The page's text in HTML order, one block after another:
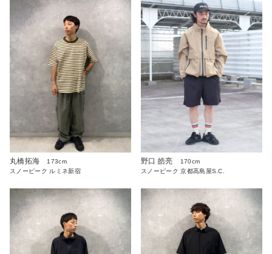
丸橋拓海
173cm
スノーピーク ルミネ新宿
野口 皓亮
170cm
スノーピーク 京都高島屋S.C.